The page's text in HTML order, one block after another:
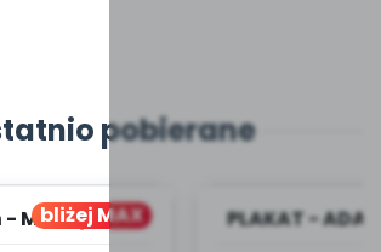
pobierane
bliżej MAX
MIESIĘCZNY
PLAKAT -